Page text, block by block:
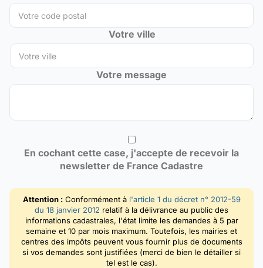
Votre ville
Votre message
En cochant cette case, j'accepte de recevoir la
newsletter de France Cadastre
Attention :Conformément à l'article 1 du décret n° 2012-59
du 18 janvier 2012 relatif à la délivrance au public des
informations cadastrales, l'état limite les demandes à 5 par
semaine et 10 par mois maximum. Toutefois, les mairies et
centres des impôts peuvent vous fournir plus de documents
si vos demandes sont justifiées (merci de bien le détailler si
tel est le cas).